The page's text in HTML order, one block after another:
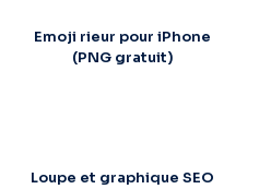
Emoji rieur pour iPhone
(PNG gratuit)
Loupe et graphique SEO